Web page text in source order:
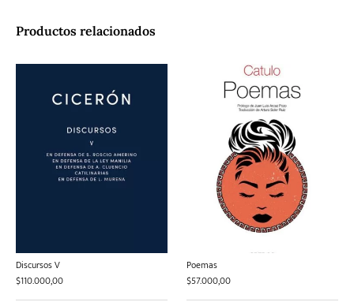
Productos relacionados
Discursos V
$110.000,00
Poemas
$57.000,00